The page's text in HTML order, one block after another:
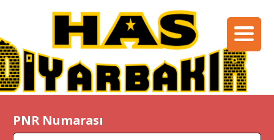
PNR Numarası